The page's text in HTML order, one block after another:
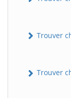
Trouver
Trouver